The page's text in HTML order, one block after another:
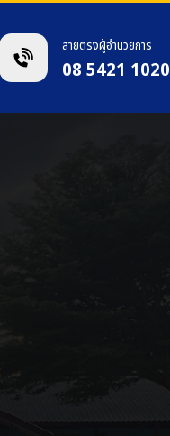
08 5421 1020
สายตรงผู้อำนวยการ